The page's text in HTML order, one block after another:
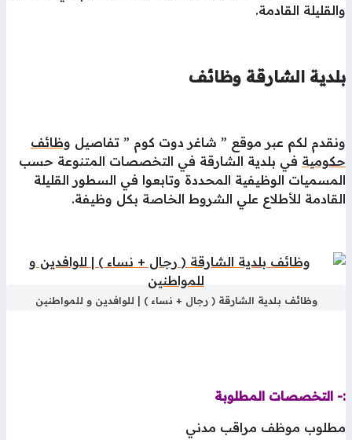
القادمة.
الشارقة وظائف
لكم عبر موقع ” شاغر دوت كوم ” تفاصيلوظائف
في بلدية الشارقة في التخصصات المتنوعة حسب
الوظيفية المحددة وتابعوا في السطور القليلة
للأطلاع علي الشروط الخاصة بكل وظيفة.
وظائف بلدية الشارقة ( رجال + نساء ) | للوافدين و للمواطنين
التخصصات المطلوبة
موظف مراقب مدني